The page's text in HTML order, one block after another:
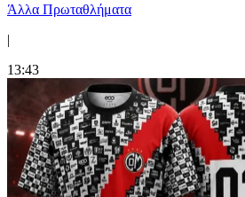
Άλλα Πρωταθλήματα
|
13:43